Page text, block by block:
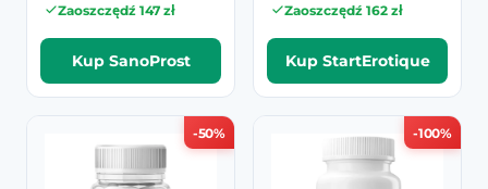
Zaoszczędź 147 zł
Kup SanoProst
Zaoszczędź 162 zł
Kup StartErotique
-50% -100%